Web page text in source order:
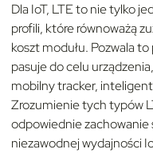
Dla IoT, LTE to nie tylko
profili, które równoważą
koszt modułu. Pozwala
pasuje do celu
mobilny tracker,
Zrozumienie tych typów
odpowiednie zachowanie
niezawodnej wydajności